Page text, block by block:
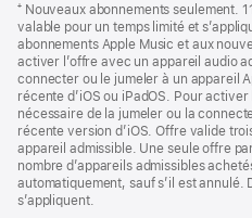
⁺ Nouveaux abonnements seulement.
valable pour un temps limité et
abonnements Apple Music et aux
activer l’offre avec un appareil audio
connecter ou le jumeler à un appareil
récente d’iOS ou iPadOS. Pour
nécessaire de la jumeler ou la
récente version d’iOS. Offre valide
appareil admissible. Une seule offre
nombre d’appareils admissibles
automatiquement, sauf s’il est annulé.
s’appliquent.